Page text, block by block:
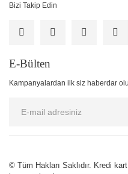
Bizi Takip Edin
E-Bülten
Kampanyalardan ilk siz haberdar
© Tüm Hakları Saklıdır. Kredi